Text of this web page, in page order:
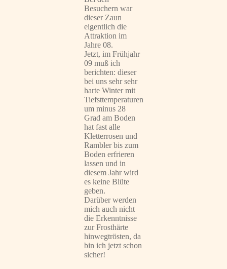
Besuchern war
dieser Zaun
eigentlich die
Attraktion im
Jahre 08.
Jetzt, im Frühjahr
09 muß ich
berichten: dieser
bei uns sehr sehr
harte Winter mit
Tiefsttemperaturen
um minus 28
Grad am Boden
hat fast alle
Kletterrosen und
Rambler bis zum
Boden erfrieren
lassen und in
diesem Jahr wird
es keine Blüte
geben.
Darüber werden
mich auch nicht
die Erkenntnisse
zur Frosthärte
hinwegtrösten, da
bin ich jetzt schon
sicher!